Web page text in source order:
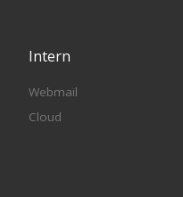
Intern
Webmail
Cloud